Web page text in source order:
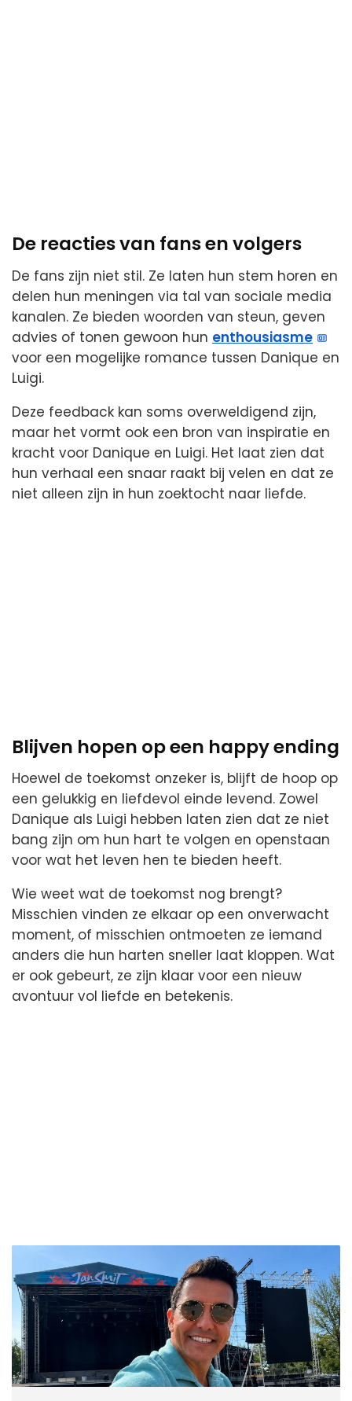
De reacties van fans en volgers
De fans zijn niet stil. Ze laten hun stem horen en
delen hun meningen via tal van sociale media
kanalen. Ze bieden woorden van steun, geven
advies of tonen gewoon hun enthousiasme
voor een mogelijke romance tussen Danique en
Luigi.
Deze feedback kan soms overweldigend zijn,
maar het vormt ook een bron van inspiratie en
kracht voor Danique en Luigi. Het laat zien dat
hun verhaal een snaar raakt bij velen en dat ze
niet alleen zijn in hun zoektocht naar liefde.
Blijven hopen op een happy ending
Hoewel de toekomst onzeker is, blijft de hoop op
een gelukkig en liefdevol einde levend. Zowel
Danique als Luigi hebben laten zien dat ze niet
bang zijn om hun hart te volgen en openstaan
voor wat het leven hen te bieden heeft.
Wie weet wat de toekomst nog brengt?
Misschien vinden ze elkaar op een onverwacht
moment, of misschien ontmoeten ze iemand
anders die hun harten sneller laat kloppen. Wat
er ook gebeurt, ze zijn klaar voor een nieuw
avontuur vol liefde en betekenis.